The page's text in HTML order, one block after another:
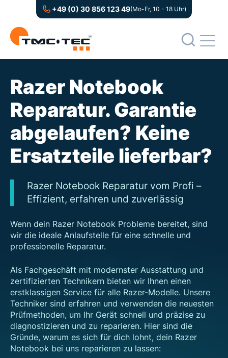
+49 (0) 30 856 123 49(Mo-Fr, 10 - 18 Uhr)
Razer Notebook
Reparatur. Garantie
abgelaufen? Keine
Ersatzteile lieferbar?
Razer Notebook Reparatur vom Profi –
Effizient, erfahren und zuverlässig
Wenn dein Razer Notebook Probleme bereitet, sind
wir die ideale Anlaufstelle für eine schnelle und
professionelle Reparatur.
Als Fachgeschäft mit modernster Ausstattung und
zertifizierten Technikern bieten wir Ihnen einen
erstklassigen Service für alle Razer-Modelle. Unsere
Techniker sind erfahren und verwenden die neuesten
Prüfmethoden, um Ihr Gerät schnell und präzise zu
diagnostizieren und zu reparieren. Hier sind die
Gründe, warum es sich für dich lohnt, dein Razer
Notebook bei uns reparieren zu lassen: